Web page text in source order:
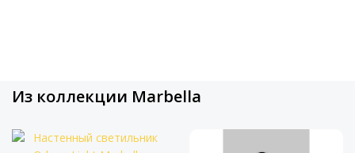
Из коллекции Marbella